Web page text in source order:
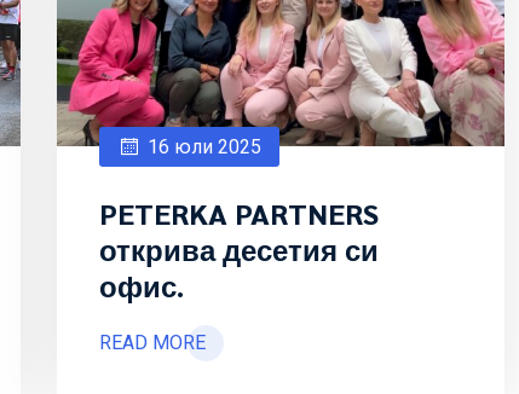
16 юли 2025
PETERKA PARTNERS
открива десетия си
офис.
READ MORE